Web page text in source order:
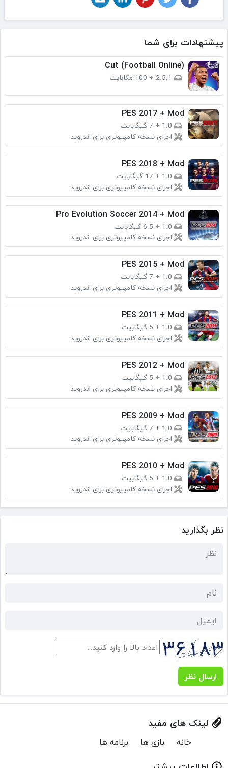
پیشنهادات برای شما
(Cut (Football Online
2.5.1
+ 100 مگابایت
PES 2017 + Mod
1.0
+ 7 گیگابایت
اجرای نسخه کامپیوتری برای اندروید
PES 2018 + Mod
1.0
+ 17 گیگابایت
اجرای نسخه کامپیوتری برای اندروید
Pro Evolution Soccer 2014 + Mod
1.0
+ 6.5 گیگابایت
اجرای نسخه کامپیوتری برای اندروید
PES 2015 + Mod
1.0
+ 7 گیگابایت
اجرای نسخه کامپیوتری برای اندروید
PES 2011 + Mod
1.0
+ 5 گیگابیت
اجرای نسخه کامپیوتری برای اندروید
PES 2012 + Mod
1.0
+ 5 گیگابیت
اجرای نسخه کامپیوتری برای اندروید
PES 2009 + Mod
1.0
+ 7 گیگابایت
اجرای نسخه کامپیوتری برای اندروید
PES 2010 + Mod
1.0
+ 5 گیگابیت
اجرای نسخه کامپیوتری برای اندروید
نظر بگذارید
ارسال نظر
لینک های مفید
خانه بازی ها برنامه ها